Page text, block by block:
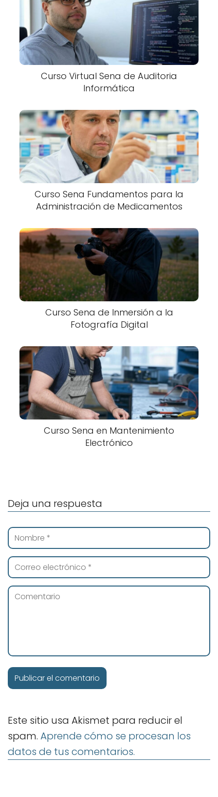
Curso Virtual Sena de Auditoria
Informática
Curso Sena Fundamentos para la
Administración de Medicamentos
Curso Sena de Inmersión a la
Fotografía Digital
Curso Sena en Mantenimiento
Electrónico
Deja una respuesta
Este sitio usa Akismet para reducir el
spam. Aprende cómo se procesan los
datos de tus comentarios.